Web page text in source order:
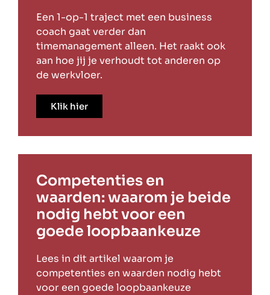
Een 1-op-1 traject met een business
coach gaat verder dan
timemanagement alleen. Het raakt ook
aan hoe jij je verhoudt tot anderen op
de werkvloer.
Klik hier
Competenties en
waarden: waarom je beide
nodig hebt voor een
goede loopbaankeuze
Lees in dit artikel waarom je
competenties en waarden nodig hebt
voor een goede loopbaankeuze